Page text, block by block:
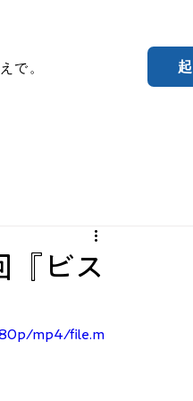
で。
『ビス
mp4/file.m